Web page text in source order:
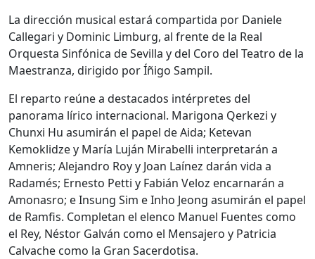
La dirección musical estará compartida por Daniele
Callegari y Dominic Limburg, al frente de la Real
Orquesta Sinfónica de Sevilla y del Coro del Teatro de la
Maestranza, dirigido por Íñigo Sampil.
El reparto reúne a destacados intérpretes del
panorama lírico internacional. Marigona Qerkezi y
Chunxi Hu asumirán el papel de Aida; Ketevan
Kemoklidze y María Luján Mirabelli interpretarán a
Amneris; Alejandro Roy y Joan Laínez darán vida a
Radamés; Ernesto Petti y Fabián Veloz encarnarán a
Amonasro; e Insung Sim e Inho Jeong asumirán el papel
de Ramfis. Completan el elenco Manuel Fuentes como
el Rey, Néstor Galván como el Mensajero y Patricia
Calvache como la Gran Sacerdotisa.